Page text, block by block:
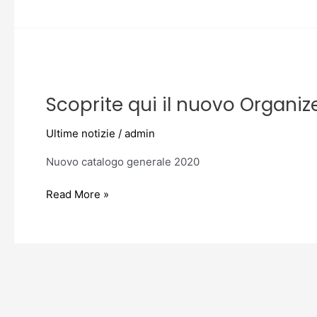
Scoprite qui il nuovo
Ultime notizie / admin
Nuovo catalogo generale 2020
il
Organizer.
Read More »